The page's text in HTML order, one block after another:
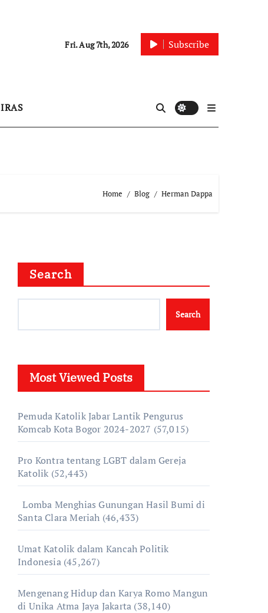
Fri. Aug 7th, 2026 Subscribe
IRAS
Home Blog Herman Dappa
Search
Search
Most Viewed Posts
Pemuda Katolik Jabar Lantik Pengurus
Komcab Kota Bogor 2024-2027 (57,015)
Pro Kontra tentang LGBT dalam Gereja
Katolik (52,443)
Lomba Menghias Gunungan Hasil Bumi di
Santa Clara Meriah (46,433)
Umat Katolik dalam Kancah Politik
Indonesia (45,267)
Mengenang Hidup dan Karya Romo Mangun
di Unika Atma Jaya Jakarta (38,140)